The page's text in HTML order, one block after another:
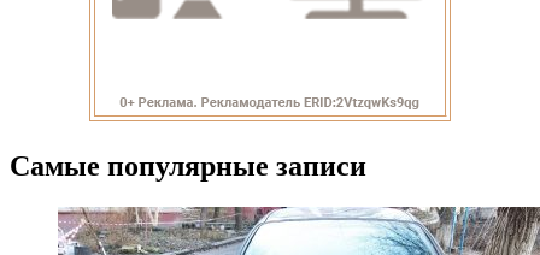
Самые популярные записи